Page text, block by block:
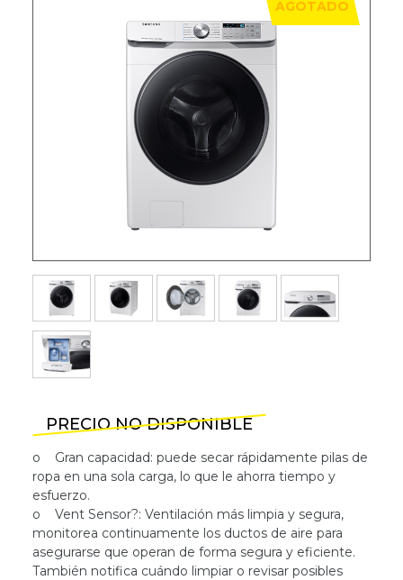
AGOTADO
PRECIO NO DISPONIBLE
o Gran capacidad: puede secar rápidamente pilas de
ropa en una sola carga, lo que le ahorra tiempo y
esfuerzo.
o Vent Sensor?: Ventilación más limpia y segura,
monitorea continuamente los ductos de aire para
asegurarse que operan de forma segura y eficiente.
También notifica cuándo limpiar o revisar posibles